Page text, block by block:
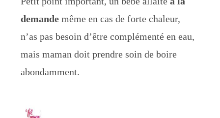
demande même en cas de forte chaleur,
n’as pas besoin d’être complémenté en eau,
mais maman doit prendre soin de boire
abondamment.